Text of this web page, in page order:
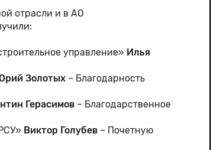
отрасли и в АО
управление» Илья
Золотых – Благодарность
Герасимов – Благодарственное
Виктор Голубев – Почетную